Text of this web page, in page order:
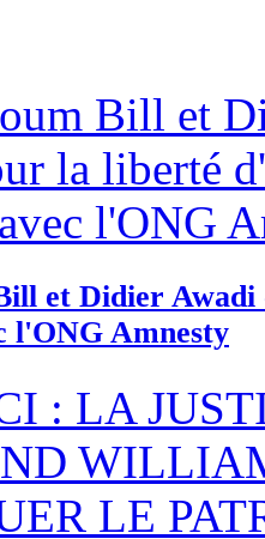
et Didier
l'ONG Amnesty
: LA
LE